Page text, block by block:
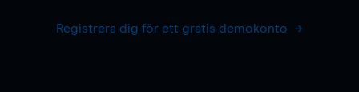
Registrera dig för ett gratis demokonto